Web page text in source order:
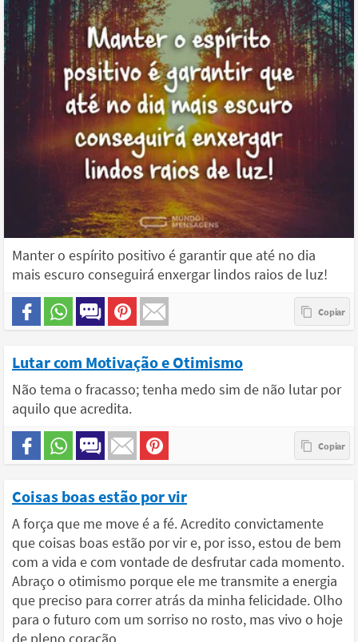
Manter o espírito positivo é garantir que até no dia
mais escuro conseguirá enxergar lindos raios de luz!
Lutar com Motivação e Otimismo
Não tema o fracasso; tenha medo sim de não lutar por
aquilo que acredita.
Coisas boas estão por vir
A força que me move é a fé. Acredito convictamente
que coisas boas estão por vir e, por isso, estou de bem
com a vida e com vontade de desfrutar cada momento.
Abraço o otimismo porque ele me transmite a energia
que preciso para correr atrás da minha felicidade. Olho
para o futuro com um sorriso no rosto, mas vivo o hoje